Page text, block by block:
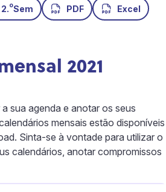
2.oSem PDF Excel
2021
sua agenda e anotar os seus
mensais estão disponíveis
Sinta-se à vontade para utilizar o
calendários, anotar compromissos